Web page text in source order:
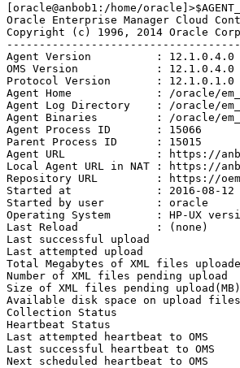
[oracle@anbob1:/home/
Oracle Enterprise Manager Cloud
Copyright (c) 1996, 2014 Oracle
Agent Version          : 12.1.0.4.0
OMS Version            : 12.1.0.4.0
Protocol Version       : 12.1.0.1.0
Agent Home             : /oracle/
Agent Log Directory    : /oracle/
Agent Binaries         : /oracle/
Agent Process ID       : 15066
Parent Process ID      : 15015
Agent URL              : https://
Local Agent URL in NAT : https://
Repository URL         : https://
Started at             : 2016-08-12
Started by user        : oracle
Operating System       : HP-UX
Last Reload            : (none)
Last successful upload
Last attempted upload
Total Megabytes of XML files
Number of XML files pending upload
Size of XML files pending
Available disk space on upload
Collection Status
Heartbeat Status
Last attempted heartbeat to OMS
Last successful heartbeat to OMS
Next scheduled heartbeat to OMS